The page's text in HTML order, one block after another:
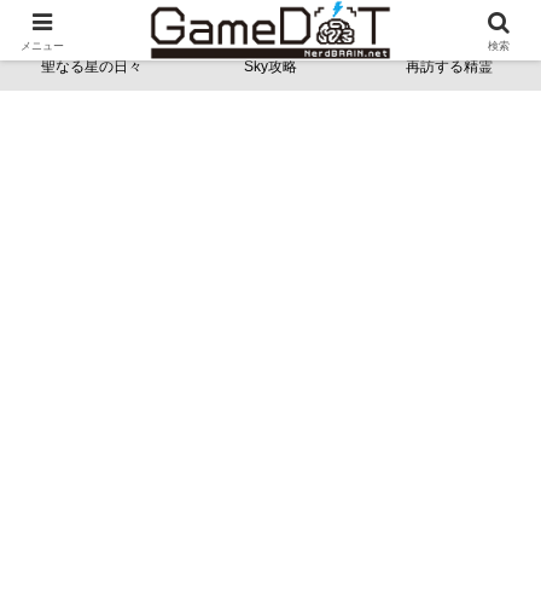
NerdBRAINゲーム支部 - ゲームドット -
聖なる星の日々 Sky攻略 再訪する精霊
メニュー 検索